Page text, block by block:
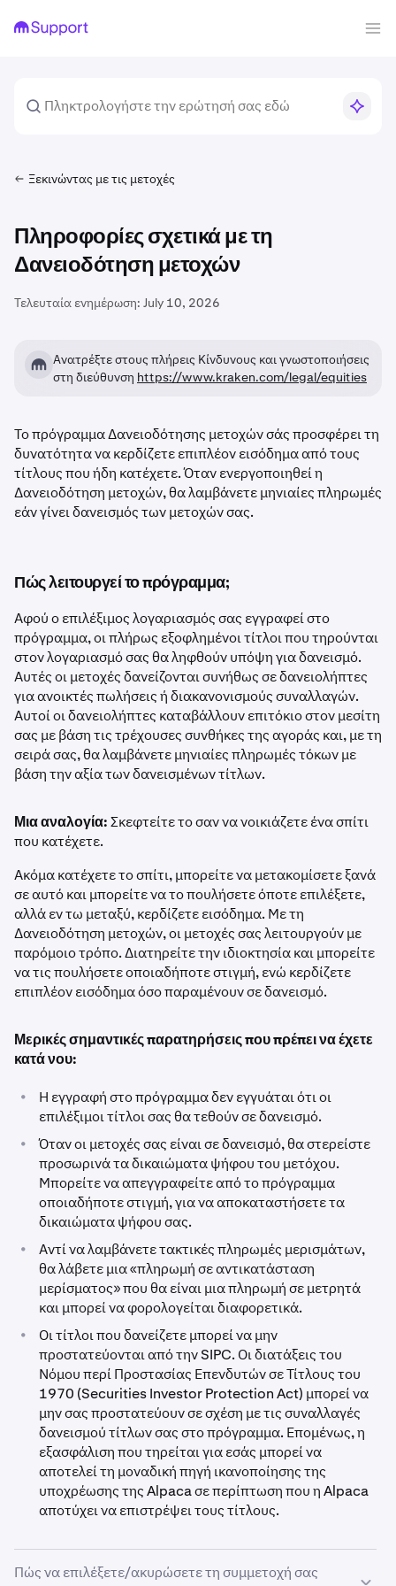
Ξεκινώντας με τις μετοχές
Πληροφορίες σχετικά με τη
Δανειοδότηση μετοχών
Τελευταία ενημέρωση: July 10, 2026
Ανατρέξτε στους πλήρεις Κίνδυνους και γνωστοποιήσεις
στη διεύθυνση https://www.kraken.com/legal/equities
Το πρόγραμμα Δανειοδότησης μετοχών σάς προσφέρει τη
δυνατότητα να κερδίζετε επιπλέον εισόδημα από τους
τίτλους που ήδη κατέχετε. Όταν ενεργοποιηθεί η
Δανειοδότηση μετοχών, θα λαμβάνετε μηνιαίες πληρωμές
εάν γίνει δανεισμός των μετοχών σας.
Πώς λειτουργεί το πρόγραμμα;
Αφού ο επιλέξιμος λογαριασμός σας εγγραφεί στο
πρόγραμμα, οι πλήρως εξοφλημένοι τίτλοι που τηρούνται
στον λογαριασμό σας θα ληφθούν υπόψη για δανεισμό.
Αυτές οι μετοχές δανείζονται συνήθως σε δανειολήπτες
για ανοικτές πωλήσεις ή διακανονισμούς συναλλαγών.
Αυτοί οι δανειολήπτες καταβάλλουν επιτόκιο στον μεσίτη
σας με βάση τις τρέχουσες συνθήκες της αγοράς και, με τη
σειρά σας, θα λαμβάνετε μηνιαίες πληρωμές τόκων με
βάση την αξία των δανεισμένων τίτλων.
Μια αναλογία:Σκεφτείτε το σαν να νοικιάζετε ένα σπίτι
που κατέχετε.
Ακόμα κατέχετε το σπίτι, μπορείτε να μετακομίσετε ξανά
σε αυτό και μπορείτε να το πουλήσετε όποτε επιλέξετε,
αλλά εν τω μεταξύ, κερδίζετε εισόδημα. Με τη
Δανειοδότηση μετοχών, οι μετοχές σας λειτουργούν με
παρόμοιο τρόπο. Διατηρείτε την ιδιοκτησία και μπορείτε
να τις πουλήσετε οποιαδήποτε στιγμή, ενώ κερδίζετε
επιπλέον εισόδημα όσο παραμένουν σε δανεισμό.
Μερικές σημαντικές παρατηρήσεις που πρέπει να έχετε
κατά νου:
•
Η εγγραφή στο πρόγραμμα δεν εγγυάται ότι οι
επιλέξιμοι τίτλοι σας θα τεθούν σε δανεισμό.
•
Όταν οι μετοχές σας είναι σε δανεισμό, θα στερείστε
προσωρινά τα δικαιώματα ψήφου του μετόχου.
Μπορείτε να απεγγραφείτε από το πρόγραμμα
οποιαδήποτε στιγμή, για να αποκαταστήσετε τα
δικαιώματα ψήφου σας.
•
Αντί να λαμβάνετε τακτικές πληρωμές μερισμάτων,
θα λάβετε μια «πληρωμή σε αντικατάσταση
μερίσματος» που θα είναι μια πληρωμή σε μετρητά
και μπορεί να φορολογείται διαφορετικά.
•
Οι τίτλοι που δανείζετε μπορεί να μην
προστατεύονται από την SIPC. Οι διατάξεις του
Νόμου περί Προστασίας Επενδυτών σε Τίτλους του
1970 (Securities Investor Protection Act) μπορεί να
μην σας προστατεύουν σε σχέση με τις συναλλαγές
δανεισμού τίτλων σας στο πρόγραμμα. Επομένως, η
εξασφάλιση που τηρείται για εσάς μπορεί να
αποτελεί τη μοναδική πηγή ικανοποίησης της
υποχρέωσης της Alpaca σε περίπτωση που η Alpaca
αποτύχει να επιστρέψει τους τίτλους.
Πώς να επιλέξετε/ακυρώσετε τη συμμετοχή σας